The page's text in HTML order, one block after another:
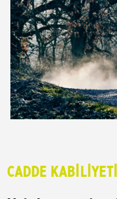
CADDE KABİLİYETİ